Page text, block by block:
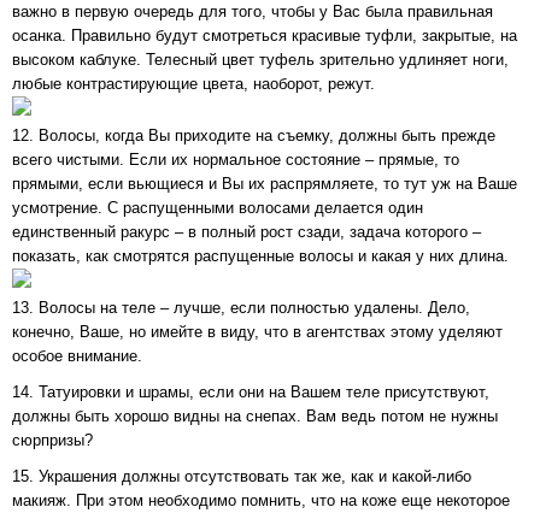
важно в первую очередь для того, чтобы у Вас была правильная
осанка. Правильно будут смотреться красивые туфли, закрытые, на
высоком каблуке. Телесный цвет туфель зрительно удлиняет ноги,
любые контрастирующие цвета, наоборот, режут.
12. Волосы, когда Вы приходите на съемку, должны быть прежде
всего чистыми. Если их нормальное состояние – прямые, то
прямыми, если вьющиеся и Вы их распрямляете, то тут уж на Ваше
усмотрение. С распущенными волосами делается один
единственный ракурс – в полный рост сзади, задача которого –
показать, как смотрятся распущенные волосы и какая у них длина.
13. Волосы на теле – лучше, если полностью удалены. Дело,
конечно, Ваше, но имейте в виду, что в агентствах этому уделяют
особое внимание.
14. Татуировки и шрамы, если они на Вашем теле присутствуют,
должны быть хорошо видны на снепах. Вам ведь потом не нужны
сюрпризы?
15. Украшения должны отсутствовать так же, как и какой-либо
макияж. При этом необходимо помнить, что на коже еще некоторое